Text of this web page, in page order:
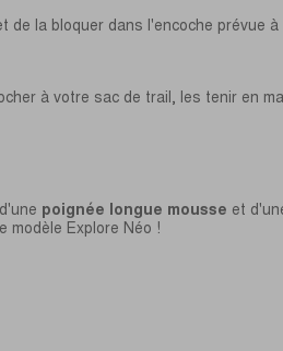
la bloquer dans l'encoche prévue à
à votre sac de trail, les tenir en
poignée longue mousse et
modèle Explore Néo !